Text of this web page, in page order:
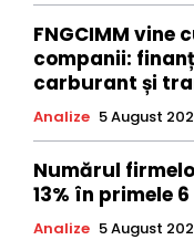
FNGCIMM vine
companii:
carburant și
Analize 5 August
Numărul
13% în primele
Analize 5 August